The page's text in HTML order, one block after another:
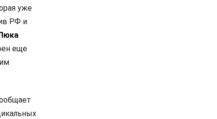
уже
РФ и
еще